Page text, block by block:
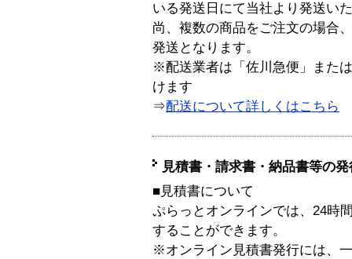
いる発送日にて当社より発送い
尚、複数の商品をご注文の場合
発送となります。
※配送業者は「佐川急便」また
けます
⇒配送について詳しくはこちら
見積書・請求書・納品書等の
■見積書について
ぷらっとオンラインでは、24時
することができます。
※オンライン見積書発行には、